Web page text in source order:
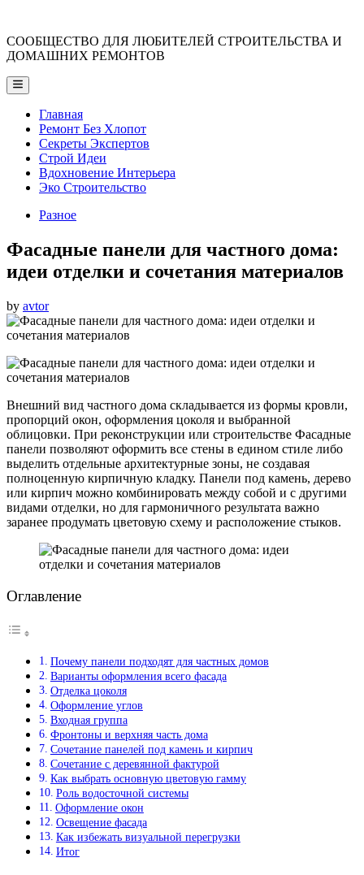
content
СООБЩЕСТВО ДЛЯ ЛЮБИТЕЛЕЙ СТРОИТЕЛЬСТВА И
ДОМАШНИХ РЕМОНТОВ
Main
Menu
Главная
Ремонт Без Хлопот
Секреты Экспертов
Строй Идеи
Вдохновение Интерьера
Эко Строительство
PostedРазное
Фасадные панели для частного дома:
идеи отделки и сочетания материалов
by avtor
Внешний вид частного дома складывается из формы кровли,
пропорций окон, оформления цоколя и выбранной
облицовки. При реконструкции или строительстве Фасадные
панели позволяют оформить все стены в едином стиле либо
выделить отдельные архитектурные зоны, не создавая
полноценную кирпичную кладку. Панели под камень, дерево
или кирпич можно комбинировать между собой и с другими
видами отделки, но для гармоничного результата важно
заранее продумать цветовую схему и расположение стыков.
Оглавление
Почему панели подходят для частных домов
Варианты оформления всего фасада
Отделка цоколя
Оформление углов
Входная группа
Фронтоны и верхняя часть дома
Сочетание панелей под камень и кирпич
Сочетание с деревянной фактурой
Как выбрать основную цветовую гамму
Роль водосточной системы
Оформление окон
Освещение фасада
Как избежать визуальной перегрузки
Итог